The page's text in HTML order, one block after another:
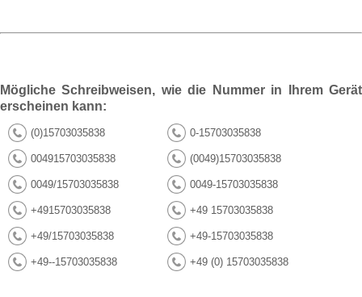
Mögliche Schreibweisen, wie die Nummer in Ihrem Gerät
erscheinen kann:
(0)15703035838 0-15703035838
004915703035838 (0049)15703035838
0049/15703035838 0049-15703035838
+4915703035838 +49 15703035838
+49/15703035838 +49-15703035838
+49--15703035838 +49 (0) 15703035838